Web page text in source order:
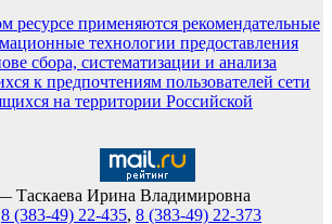
ресурсе применяются рекомендательные
технологии предоставления
сбора, систематизации и анализа
к предпочтениям пользователей сети
на территории Российской
Таскаева Ирина Владимировна
8 (383-49) 22-435, 8 (383-49) 22-373